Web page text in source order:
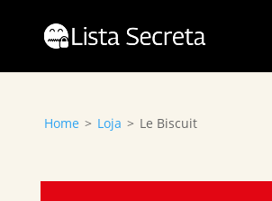
Home > Loja > Le Biscuit